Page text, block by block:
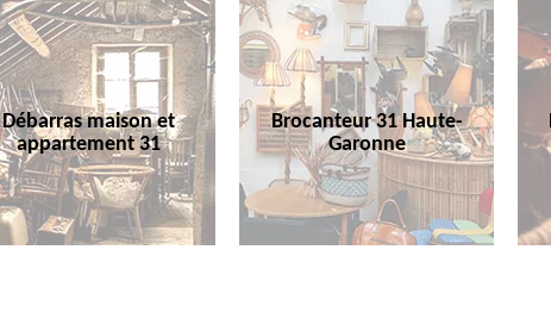
Débarras maison et
appartement 31
Brocanteur 31 Haute-
Garonne